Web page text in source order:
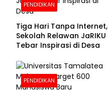
PENDIDIKAN
Tiga Hari Tanpa Internet,
Sekolah Relawan JaRIKU
Tebar Inspirasi di Desa
PENDIDIKAN